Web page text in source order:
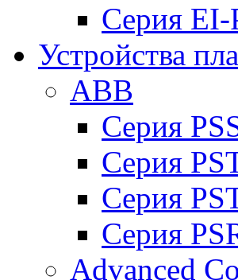
Серия EI-
Устройства
ABB
Cерия
Cерия
Cерия
Серия
Advanced